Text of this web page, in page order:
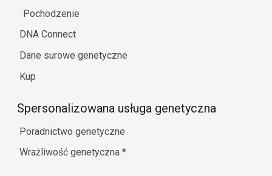
Pochodzenie
DNA Connect
Dane surowe genetyczne
Kup
Spersonalizowana usługa genetyczna
Poradnictwo genetyczne
Wrażliwość genetyczna *